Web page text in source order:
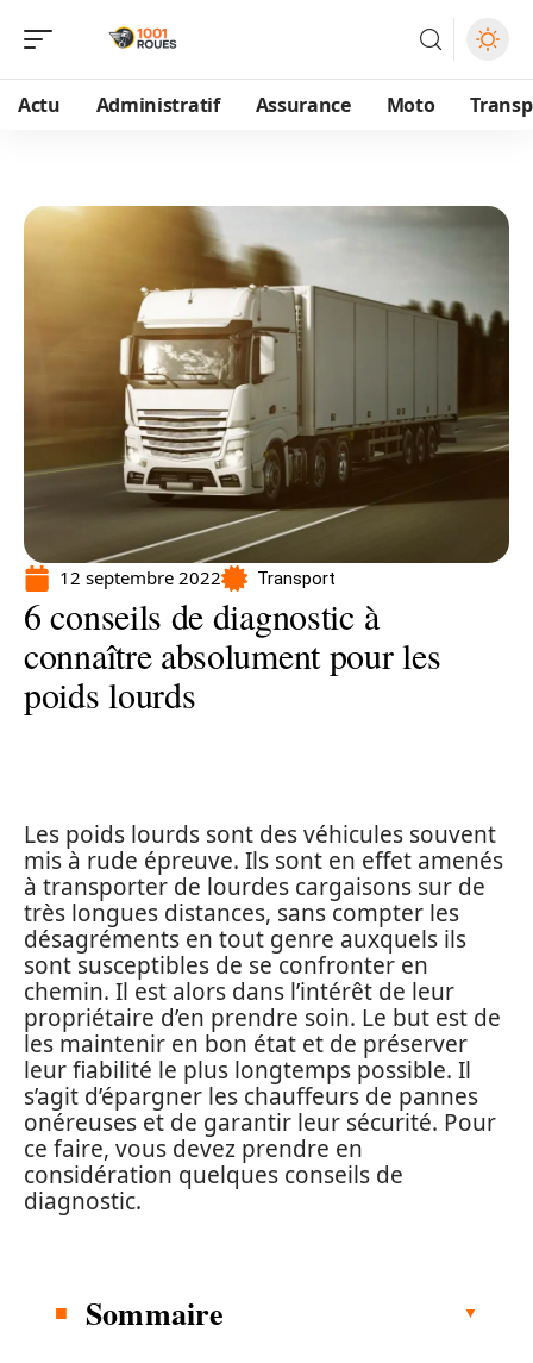
Actu Administratif Assurance Moto
12 septembre 2022 Transport
6 conseils de diagnostic à
connaître absolument pour les
poids lourds
Les poids lourds sont des véhicules souvent
mis à rude épreuve. Ils sont en effet amenés
à transporter de lourdes cargaisons sur de
très longues distances, sans compter les
désagréments en tout genre auxquels ils
sont susceptibles de se confronter en
chemin. Il est alors dans l’intérêt de leur
propriétaire d’en prendre soin. Le but est de
les maintenir en bon état et de préserver
leur fiabilité le plus longtemps possible. Il
s’agit d’épargner les chauffeurs de pannes
onéreuses et de garantir leur sécurité. Pour
ce faire, vous devez prendre en
considération quelques conseils de
diagnostic.
Sommaire